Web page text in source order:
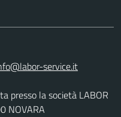
presso la società LABOR
NOVARA